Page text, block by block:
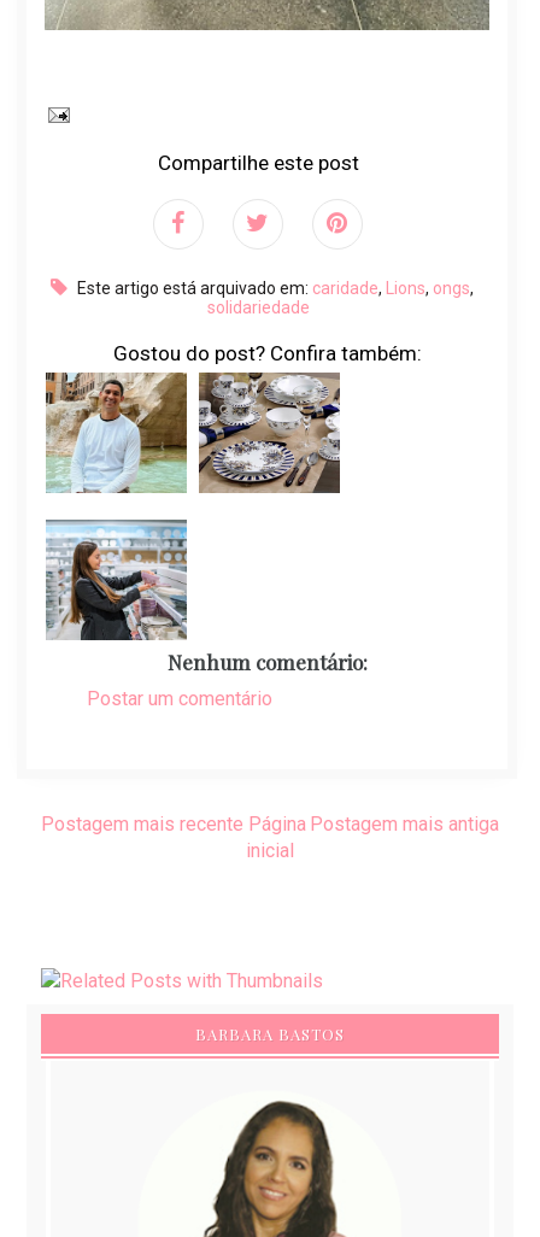
Compartilhe este post
Este artigo está arquivado em: caridade, Lions, ongs,
solidariedade
Gostou do post? Confira também:
Nenhum comentário:
Postar um comentário
Postagem mais recente Postagem mais antiga
Página
inicial
BARBARA BASTOS